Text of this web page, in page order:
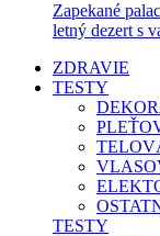
Zapekané
letný dezert s
ZDRAVIE
TESTY
TESTY